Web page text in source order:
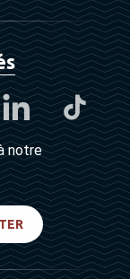
notre